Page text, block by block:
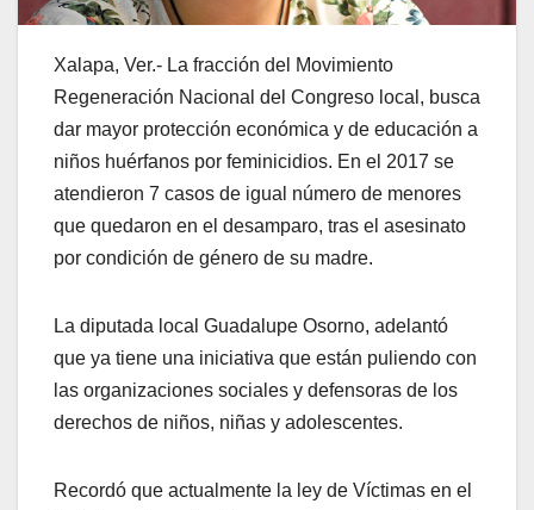
Xalapa, Ver.- La fracción del Movimiento
Regeneración Nacional del Congreso local, busca
dar mayor protección económica y de educación a
niños huérfanos por feminicidios. En el 2017 se
atendieron 7 casos de igual número de menores
que quedaron en el desamparo, tras el asesinato
por condición de género de su madre.
La diputada local Guadalupe Osorno, adelantó
que ya tiene una iniciativa que están puliendo con
las organizaciones sociales y defensoras de los
derechos de niños, niñas y adolescentes.
Recordó que actualmente la ley de Víctimas en el